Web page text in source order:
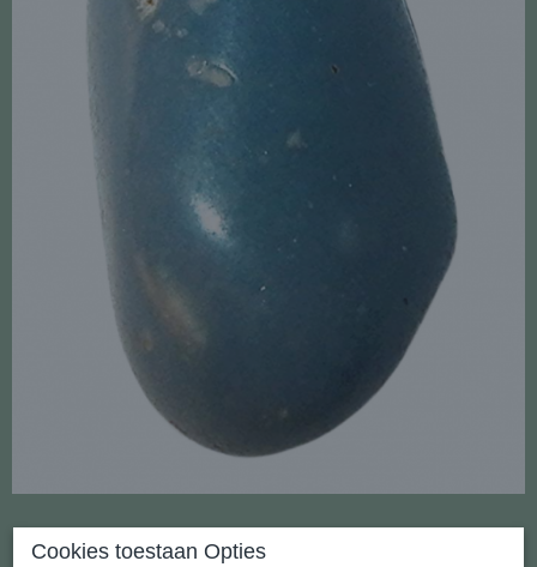
Blauw Calciet
Cookies toestaan Opties